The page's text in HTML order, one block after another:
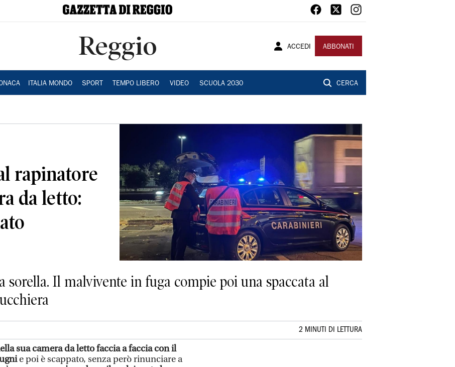
Reggio ACCEDI ABBONATI
ITALIA MONDO SPORT TEMPO LIBERO VIDEO SCUOLA 2030 CERCA
rapinatore
da letto:
sorella. Il malvivente in fuga compie poi una spaccata al
2 MINUTI DI LETTURA
sua camera da letto faccia a faccia con il
e poi è scappato, senza però rinunciare a